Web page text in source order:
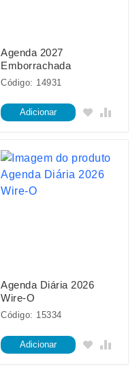
Agenda 2027
Emborrachada
Código: 14931
Adicionar
Agenda Diária 2026
Wire-O
Código: 15334
Adicionar